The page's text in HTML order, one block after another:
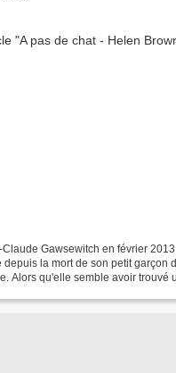
Gawsewitch en février
depuis la mort de son petit garçon
Alors qu'elle semble avoir trouvé